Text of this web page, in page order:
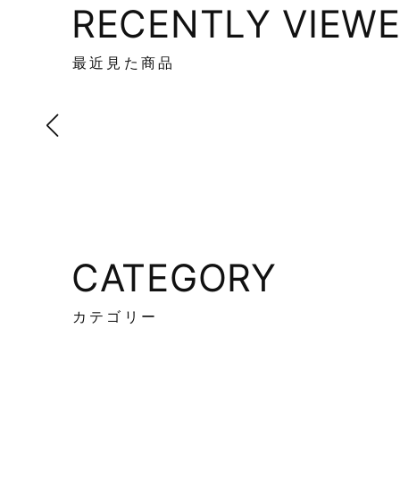
RECENTLY
最近見た商品
CATEGORY
カテゴリー